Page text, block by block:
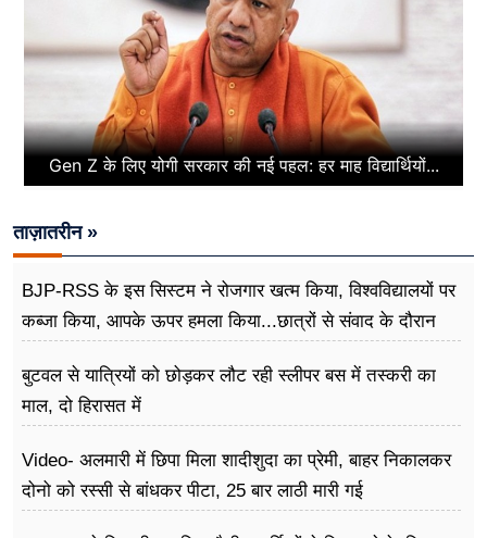
Gen Z के लिए योगी सरकार की नई पहल: हर माह विद्यार्थियों...
ताज़ातरीन »
BJP-RSS के इस सिस्टम ने रोजगार खत्म किया, विश्वविद्यालयों पर
कब्जा किया, आपके ऊपर हमला किया...छात्रों से संवाद के दौरान
बुटवल से यात्रियों को छोड़कर लौट रही स्लीपर बस में तस्करी का
माल, दो हिरासत में
Video- अलमारी में छिपा मिला शादीशुदा का प्रेमी, बाहर निकालकर
दोनो को रस्सी से बांधकर पीटा, 25 बार लाठी मारी गई